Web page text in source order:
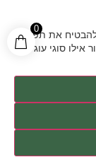
0
מספר
טלפון: 054-
פתיחה:א-ה
את תפקוד
סוגי עוגיות